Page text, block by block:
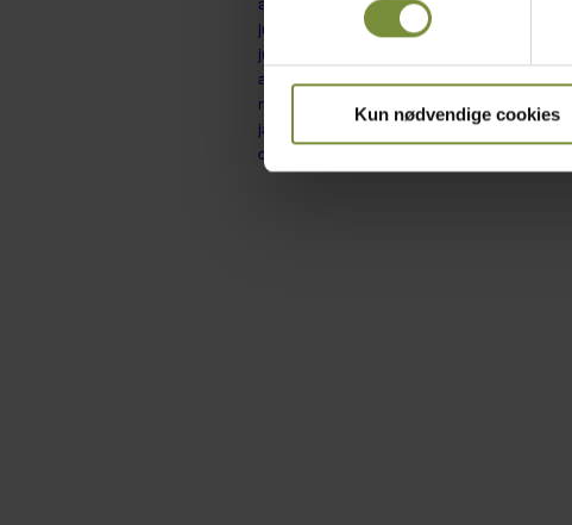
Kun nødvendige cookies
juli 2016
juni 2016
april 2016
marts 2016
januar 2016
december 2015